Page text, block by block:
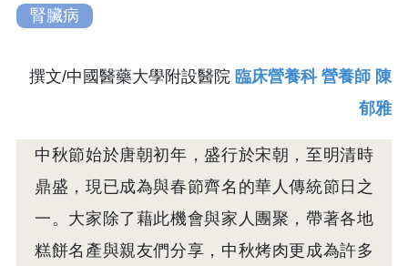
腎臟病
撰文/中國醫藥大學附設醫院 臨床營養科 營養師 陳
郁雅
中秋節始於唐朝初年，盛行於宋朝，至明清時
鼎盛，現已成為與春節齊名的華人傳統節日之
一。大家除了藉此機會與家人團聚，帶著各地
糕餅名產與親友們分享，中秋烤肉更成為許多